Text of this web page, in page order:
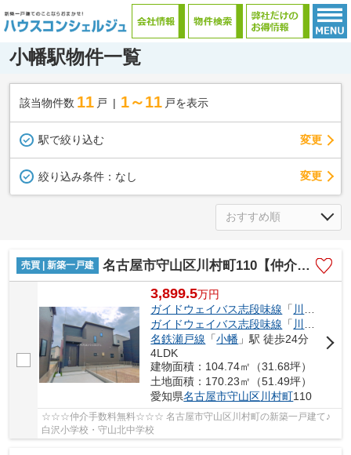
小幡駅物件一覧
該当物件数 11 戸 1～11 戸を表示
駅で絞り込む 変更
絞り込み条件： なし 変更
売買 | 新築一戸建 名古屋市守山区川村町110【仲介手数料無料】新築一戸建て 2号棟
3,899.5万円
ガイドウェイバス志段味線 「 川村
ガイドウェイバス志段味線 「 川宮
名鉄瀬戸線 「小幡 」駅 徒歩24分
4LDK
建物面積：104.74㎡（31.68坪）
土地面積：170.23㎡（51.49坪）
愛知県名古屋市守山区川村町110
☆☆☆仲介手数料無料☆☆☆ 名古屋市守山区川村町の新築一戸建て♪
白沢小学校・守山北中学校